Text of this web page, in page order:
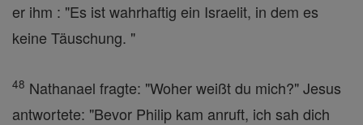
er ihm : "Es ist wahrhaftig ein Israelit, in dem es
keine Täuschung. "
48 Nathanael fragte: "Woher weißt du mich?" Jesus
antwortete: "Bevor Philip kam anruft, ich sah dich